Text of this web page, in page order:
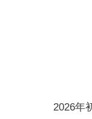
2026年